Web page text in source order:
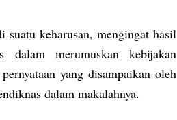
suatu keharusan, mengingat hasil
dalam merumuskan kebijakan
yang disampaikan oleh
dalam makalahnya.